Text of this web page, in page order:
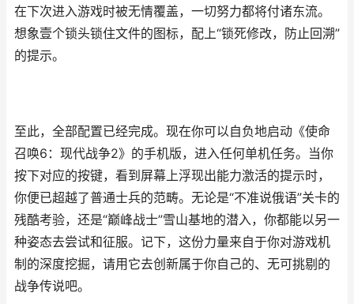
在下次进入游戏时被无情覆盖，一切努力都将付诸东流。
想象壹个锁头锁住文件的图标，配上“锁死修改，防止回溯”
的提示。
至此，全部配置已经完成。现在你可以自负地启动《使命
召唤6：现代战争2》的手机版，进入任何单机任务。当你
按下对应的按键，看到屏幕上浮现出能力激活的提示时，
你便已超越了普通士兵的范畴。无论是“不准说俄语”关卡的
残酷考验，还是“巅峰战士”雪山基地的潜入，你都能以另一
种姿态去尝试和征服。记下，这份力量来自于你对游戏机
制的深度挖掘，请用它去创新属于你自己的、无可挑剔的
战争传说吧。